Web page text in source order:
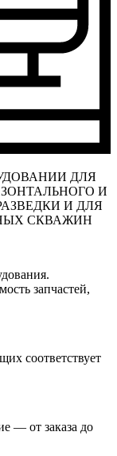
ДЛЯ
И
И ДЛЯ
СКВАЖИН
запчастей,
соответствует
— от заказа до